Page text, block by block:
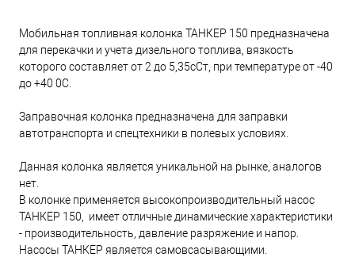
Мобильная топливная колонка ТАНКЕР 150 предназначена
для перекачки и учета дизельного топлива, вязкость
которого составляет от 2 до 5,35сСт, при температуре от -40
до +40 0С.
Заправочная колонка предназначена для заправки
автотранспорта и спецтехники в полевых условиях.
Данная колонка является уникальной на рынке, аналогов
нет.
В колонке применяется высокопроизводительный насос
ТАНКЕР 150, имеет отличные динамические характеристики
- производительность, давление разряжение и напор.
Насосы ТАНКЕР является самовсасывающими.